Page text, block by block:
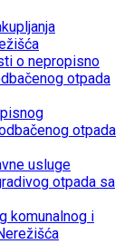
o nepropisno
otpada
otpada
usluge
otpada sa
komunalnog i